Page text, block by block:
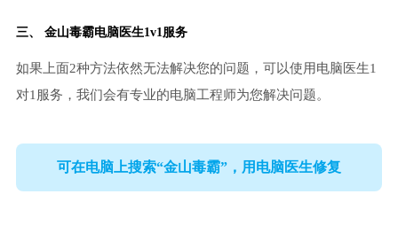
三、 金山毒霸电脑医生1v1服务
如果上面2种方法依然无法解决您的问题，可以使用电脑医生1
对1服务，我们会有专业的电脑工程师为您解决问题。
可在电脑上搜索“金山毒霸”，用电脑医生修复